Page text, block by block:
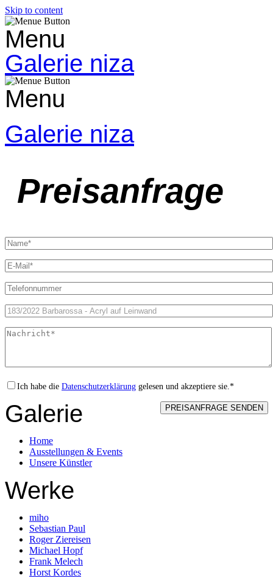
Skip to content
Menu
Galerie niza
Menu
Galerie niza
Preisanfrage
Ich habe die Datenschutzerklärung gelesen und akzeptiere sie.*
Galerie
Home
Ausstellungen & Events
Unsere Künstler
Werke
miho
Sebastian Paul
Roger Ziereisen
Michael Hopf
Frank Melech
Horst Kordes